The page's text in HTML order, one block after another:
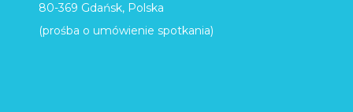
80-369 Gdańsk, Polska
(prośba o umówienie spotkania)